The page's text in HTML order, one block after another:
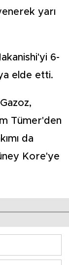
yarı
6-
elde etti.
Tümer'den
da
Kore'ye